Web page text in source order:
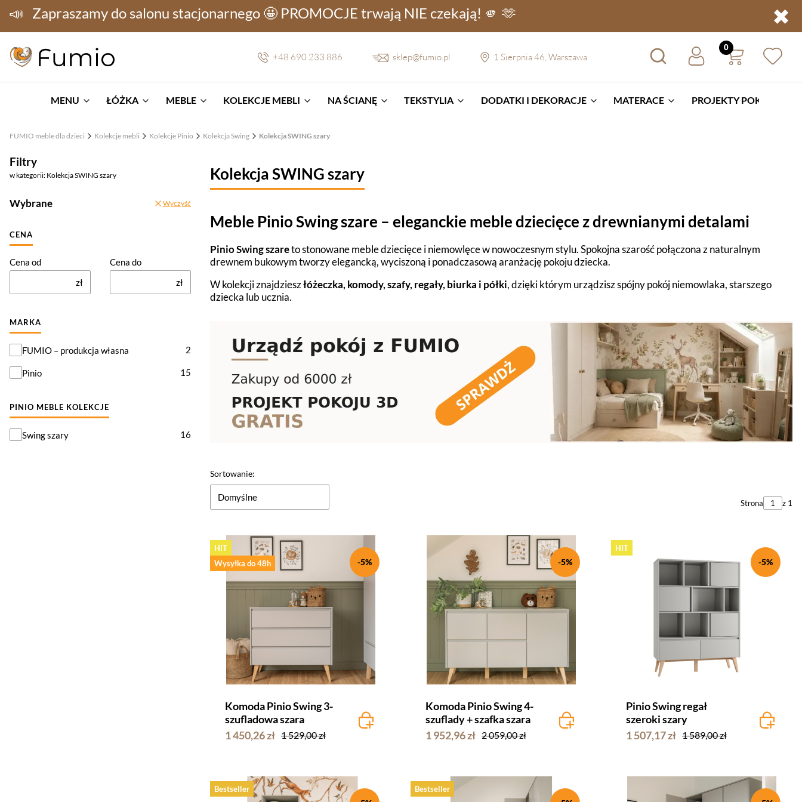
📣 Zapraszamy do salonu stacjonarnego 🤩 PROMOCJE trwają NIE czekają! 🫵 🫶 ✖
+48 690 233 886 sklep@fumio.pl 1 Sierpnia 46, Warszawa
MENU ŁÓŻKA MEBLE KOLEKCJE MEBLI NA ŚCIANĘ TEKSTYLIA DODATKI I DEKORACJE MATERACE PROJEKTY POKOI
FUMIO meble dla dzieci Kolekcje mebli Kolekcje Pinio Kolekcja Swing Kolekcja SWING szary
Filtry
w kategorii: Kolekcja SWING szary
Wybrane Wyczyść
CENA
Cena od
zł
Cena do
zł
MARKA
Marka
FUMIO – produkcja własna 2
Pinio 15
PINIO MEBLE KOLEKCJE
PINIO meble kolekcje
Swing szary 16
Kolekcja SWING szary
Meble Pinio Swing szare – eleganckie meble dziecięce z drewnianymi detalami
Pinio Swing szareto stonowane meble dziecięce i niemowlęce w nowoczesnym stylu. Spokojna szarość połączona z naturalnym
drewnem bukowym tworzy elegancką, wyciszoną i ponadczasową aranżację pokoju dziecka.
W kolekcji znajdzieszłóżeczka, komody, szafy, regały, biurka i półki, dzięki którym urządzisz spójny pokój niemowlaka, starszego
dziecka lub ucznia.
Lista produktów
Sortowanie:
Domyślne
Strona z 1
HIT
Wysyłka do 48h
Komoda Pinio Swing 3-
szufladowa szara
1 450,26 zł 1 529,00 zł
-5%
Komoda Pinio Swing 4-
szuflady + szafka szara
1 952,96 zł 2 059,00 zł
-5%
HIT
Pinio Swing regał
szeroki szary
1 507,17 zł 1 589,00 zł
-5%
Bestseller Bestseller